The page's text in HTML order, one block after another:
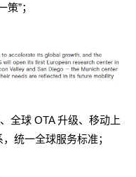
”；
全球 OTA 升级、移动上
统一全球服务标准；